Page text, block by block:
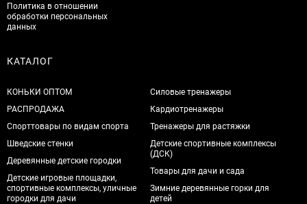
Политика в отношении
обработки персональных
данных
КАТАЛОГ
КОНЬКИ ОПТОМ
РАСПРОДАЖА
Спорттовары по видам спорта
Шведские стенки
Деревянные детские городки
Детские игровые площадки,
спортивные комплексы, уличные
городки для дачи
Силовые тренажеры
Кардиотренажеры
Тренажеры для растяжки
Детские спортивные комплексы
(ДСК)
Товары для дачи и сада
Зимние деревянные горки для
детей